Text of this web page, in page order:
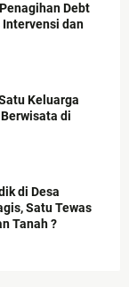
Debt
Intervensi dan
Keluarga
di
di Desa
Satu Tewas
Tanah ?